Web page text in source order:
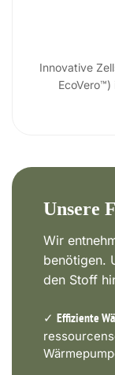
Innovative
Unsere
Wir
benötigen.
den Stoff
✓ Effiziente